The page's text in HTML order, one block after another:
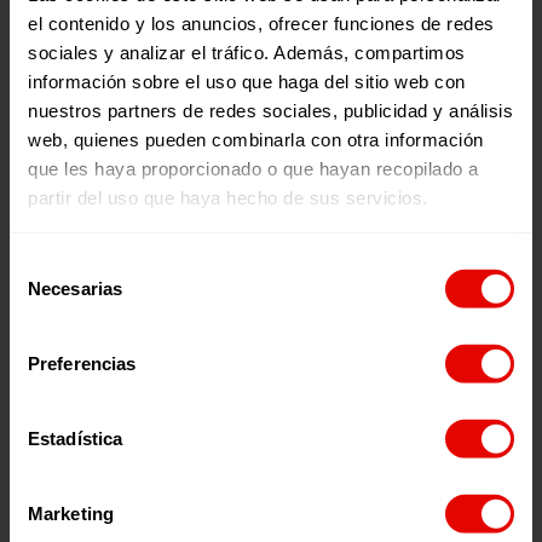
el contenido y los anuncios, ofrecer funciones de redes
sociales y analizar el tráfico. Además, compartimos
información sobre el uso que haga del sitio web con
nuestros partners de redes sociales, publicidad y análisis
web, quienes pueden combinarla con otra información
que les haya proporcionado o que hayan recopilado a
partir del uso que haya hecho de sus servicios.
Necesarias
Preferencias
Estadística
Marketing
POBLACIONES ÉTNICAS
DESPLAZAMIENTO
CUALQUIER OTRA
25 Mayo 2026
ESCUELAS SEGURAS Y
PROTECTORAS PARA
MEJORAR LA
UN SISTEMA EDUCATIVO
DE CALIDAD EN ZONAS
FRONTERIZAS EN